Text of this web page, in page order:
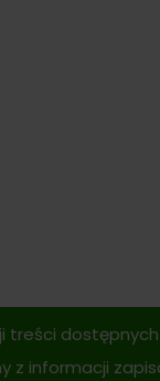
treści
z informacji